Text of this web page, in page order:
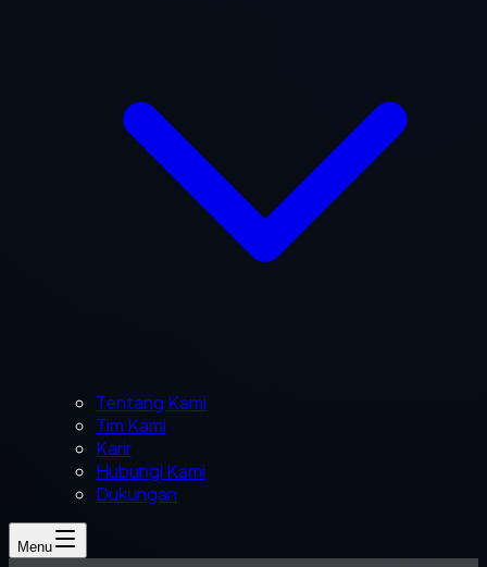
Tentang Kami
Tim Kami
Karir
Hubungi Kami
Dukungan
Menu